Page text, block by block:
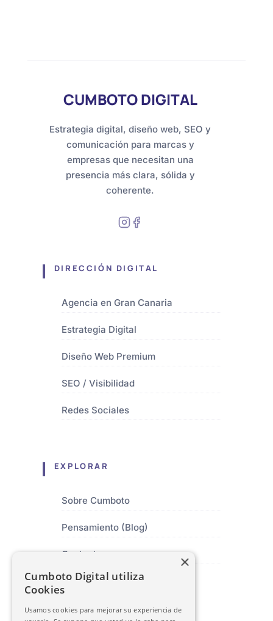
CUMBOTO DIGITAL
Estrategia digital, diseño web, SEO y
comunicación para marcas y
empresas que necesitan una
presencia más clara, sólida y
coherente.
DIRECCIÓN DIGITAL
Agencia en Gran Canaria
Estrategia Digital
Diseño Web Premium
SEO / Visibilidad
Redes Sociales
EXPLORAR
Sobre Cumboto
Pensamiento (Blog)
Contacto
SEDE CENTRAL
Cumboto Digital utiliza
Cookies
Usamos cookies para mejorar su experiencia de
×